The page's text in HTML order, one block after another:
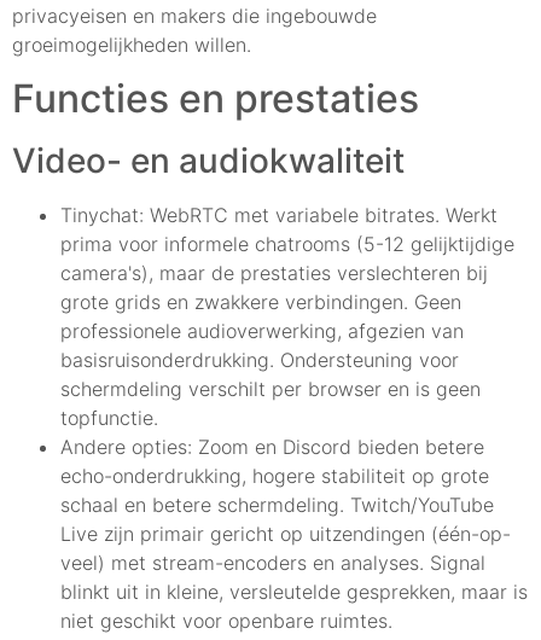
privacyeisen en makers die ingebouwde
groeimogelijkheden willen.
Functies en prestaties
Video- en audiokwaliteit
Tinychat: WebRTC met variabele bitrates. Werkt
prima voor informele chatrooms (5-12 gelijktijdige
camera's), maar de prestaties verslechteren bij
grote grids en zwakkere verbindingen. Geen
professionele audioverwerking, afgezien van
basisruisonderdrukking. Ondersteuning voor
schermdeling verschilt per browser en is geen
topfunctie.
Andere opties: Zoom en Discord bieden betere
echo-onderdrukking, hogere stabiliteit op grote
schaal en betere schermdeling. Twitch/YouTube
Live zijn primair gericht op uitzendingen (één-op-
veel) met stream-encoders en analyses. Signal
blinkt uit in kleine, versleutelde gesprekken, maar is
niet geschikt voor openbare ruimtes.